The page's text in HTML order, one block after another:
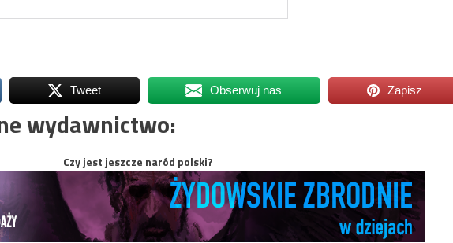
Tweet Obserwuj nas Zapisz
wydawnictwo:
Czy jest jeszcze naród polski?